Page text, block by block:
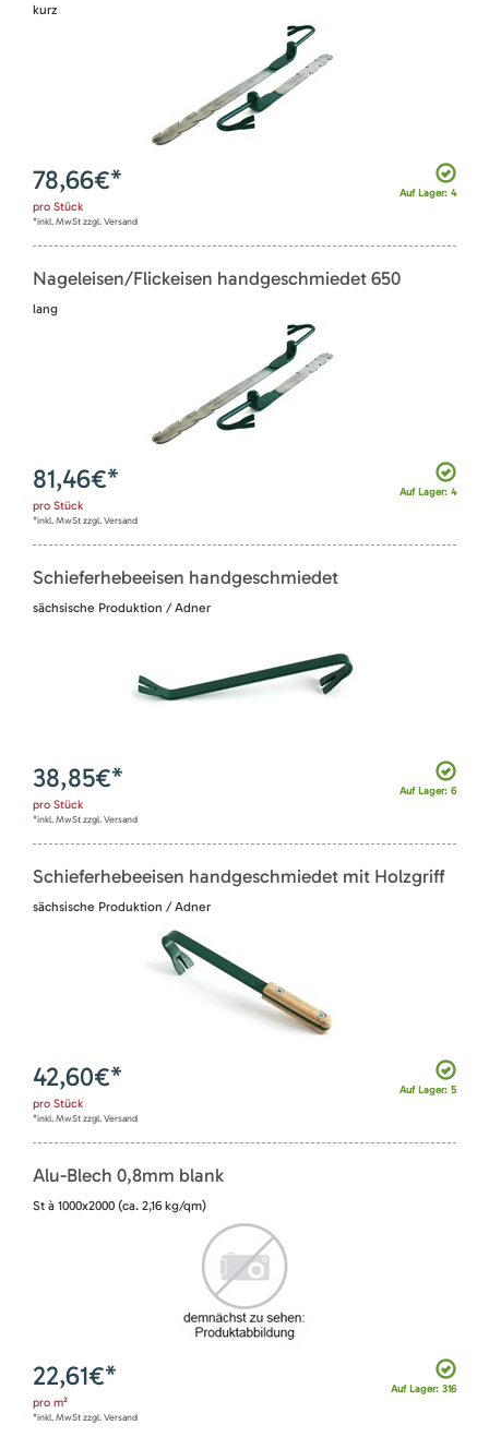
kurz
Auf Lager: 4
78,66€*
pro Stück
*inkl. MwSt zzgl. Versand
Nageleisen/Flickeisen handgeschmiedet 650
lang
Auf Lager: 4
81,46€*
pro Stück
*inkl. MwSt zzgl. Versand
Schieferhebeeisen handgeschmiedet
sächsische Produktion / Adner
Auf Lager: 6
38,85€*
pro Stück
*inkl. MwSt zzgl. Versand
Schieferhebeeisen handgeschmiedet mit Holzgriff
sächsische Produktion / Adner
Auf Lager: 5
42,60€*
pro Stück
*inkl. MwSt zzgl. Versand
Alu-Blech 0,8mm blank
St à 1000x2000 (ca. 2,16 kg/qm)
Auf Lager: 316
22,61€*
pro m²
*inkl. MwSt zzgl. Versand